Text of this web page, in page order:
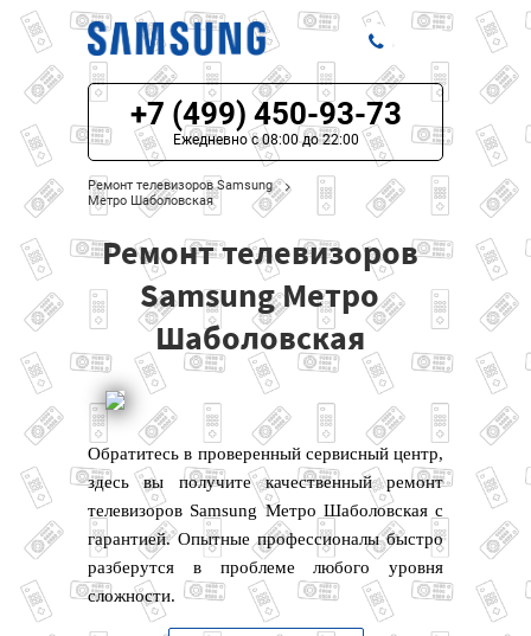
ЦЕНЫ НА РЕМОНТ
О СЕРВИСЕ
МОДЕЛИ SAMSUNG
НАШИ КОНТАКТЫ
+7 (499) 450-93-73
Ежедневно с 08:00 до 22:00
Ремонт телевизоров Samsung
Метро Шаболовская
Ремонт телевизоров
Samsung Метро
Шаболовская
Обратитесь в проверенный сервисный центр,
здесь вы получите качественный ремонт
телевизоров Samsung Метро Шаболовская с
гарантией. Опытные профессионалы быстро
разберутся в проблеме любого уровня
сложности.